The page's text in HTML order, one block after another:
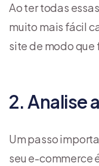
Ao ter todas
muito mais fácil
site de modo que
2. Analise
Um passo
seu e-commerce